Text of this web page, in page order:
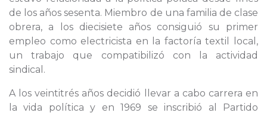
de los años sesenta. Miembro de una familia de clase
obrera, a los diecisiete años consiguió su primer
empleo como electricista en la factoría textil local,
un trabajo que compatibilizó con la actividad
sindical.
A los veintitrés años decidió llevar a cabo carrera en
la vida política y en 1969 se inscribió al Partido